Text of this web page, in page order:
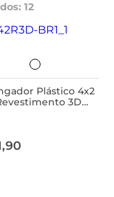
12
Plástico 4x2
3D